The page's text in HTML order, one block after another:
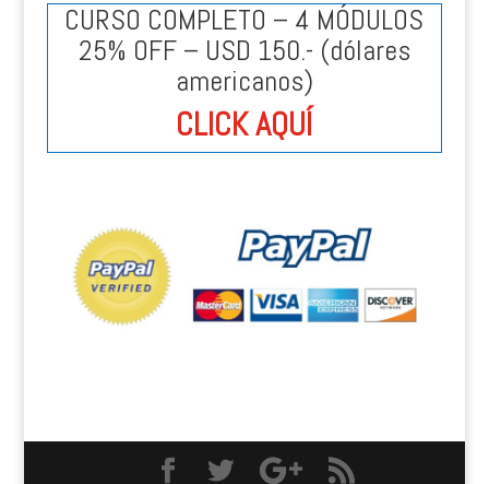
CURSO COMPLETO – 4 MÓDULOS
25% OFF – USD 150.- (dólares
americanos)
CLICK AQUÍ